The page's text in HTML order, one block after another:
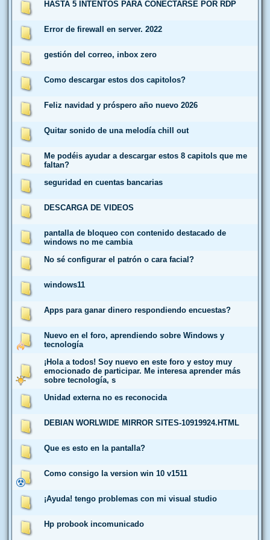
HASTA 5 INTENTOS PARA CONECTARSE POR RDP
Error de firewall en server. 2022
gestión del correo, inbox zero
Como descargar estos dos capitolos?
Feliz navidad y próspero año nuevo 2026
Quitar sonido de una melodía chill out
Me podéis ayudar a descargar estos 8 capitols que me
faltan?
seguridad en cuentas bancarias
DESCARGA DE VIDEOS
pantalla de bloqueo con contenido destacado de
windows no me cambia
No sé configurar el patrón o cara facial?
windows11
Apps para ganar dinero respondiendo encuestas?
Nuevo en el foro, aprendiendo sobre Windows y
tecnología
¡Hola a todos! Soy nuevo en este foro y estoy muy
emocionado de participar. Me interesa aprender más
sobre tecnología, s
Unidad externa no es reconocida
DEBIAN WORLWIDE MIRROR SITES-10919924.HTML
Que es esto en la pantalla?
Como consigo la version win 10 v1511
¡Ayuda! tengo problemas con mi visual studio
Hp probook incomunicado